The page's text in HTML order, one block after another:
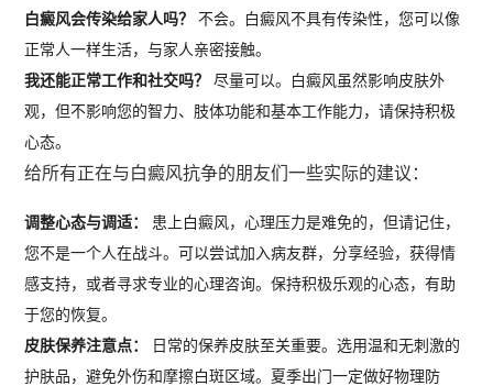
白癜风会传染给家人吗？
不会。白癜风不具有传染性，您可以像
正常人一样生活，与家人亲密接触。
我还能正常工作和社交吗？
尽量可以。白癜风虽然影响皮肤外
观，但不影响您的智力、肢体功能和基本工作能力，请保持积极
心态。
给所有正在与白癜风抗争的朋友们一些实际的建议：
调整心态与调适：
患上白癜风，心理压力是难免的，但请记住，
您不是一个人在战斗。可以尝试加入病友群，分享经验，获得情
感支持，或者寻求专业的心理咨询。保持积极乐观的心态，有助
于您的恢复。
皮肤保养注意点：
日常的保养皮肤至关重要。选用温和无刺激的
护肤品，避免外伤和摩擦白斑区域。夏季出门一定做好物理防